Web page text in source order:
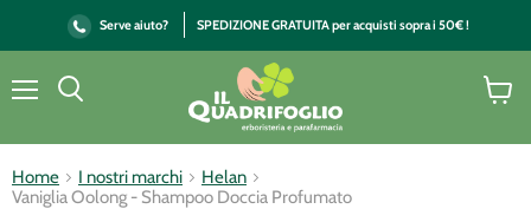
Serve aiuto? SPEDIZIONE GRATUITA per acquisti sopra i 50€ !
carrello
Home
I nostri marchi
Helan
Vaniglia Oolong - Shampoo Doccia Profumato